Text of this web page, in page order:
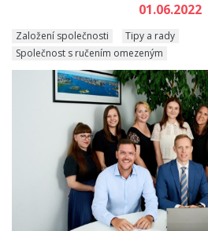
01.06.2022
Založení společnosti
Tipy a rady
Společnost s ručením omezeným